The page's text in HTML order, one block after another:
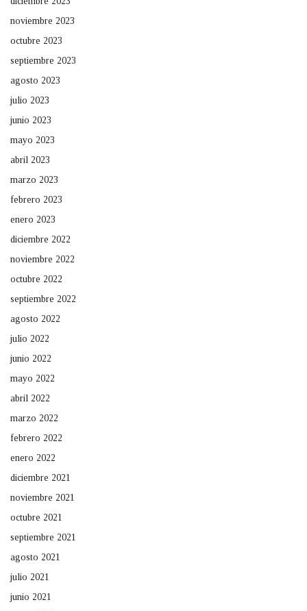
noviembre 2023
octubre 2023
septiembre 2023
agosto 2023
julio 2023
junio 2023
mayo 2023
abril 2023
marzo 2023
febrero 2023
enero 2023
diciembre 2022
noviembre 2022
octubre 2022
septiembre 2022
agosto 2022
julio 2022
junio 2022
mayo 2022
abril 2022
marzo 2022
febrero 2022
enero 2022
diciembre 2021
noviembre 2021
octubre 2021
septiembre 2021
agosto 2021
julio 2021
junio 2021